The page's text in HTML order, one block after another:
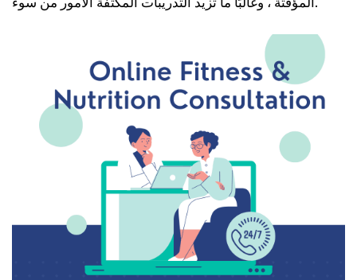
المؤقتة ، وغالبًا ما تزيد التدريبات المكثفة الأمور من سوء.